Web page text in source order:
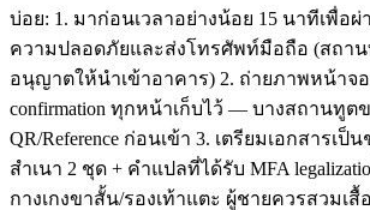
บ่อย: 1. มาก่อนเวลาอย่างน้อย 15 นาทีเพื่อ
ความปลอดภัยและส่งโทรศัพท์มือถือ (สถา
อนุญาตให้นำเข้าอาคาร) 2. ถ่ายภาพหน้าจอ
confirmation ทุกหน้าเก็บไว้ — บางสถานทูต
QR/Reference ก่อนเข้า 3. เตรียมเอกสารเป็
สำเนา 2 ชุด + คำแปลที่ได้รับ MFA
กางเกงขาสั้น/รองเท้าแตะ ผู้ชายควรสวมเ